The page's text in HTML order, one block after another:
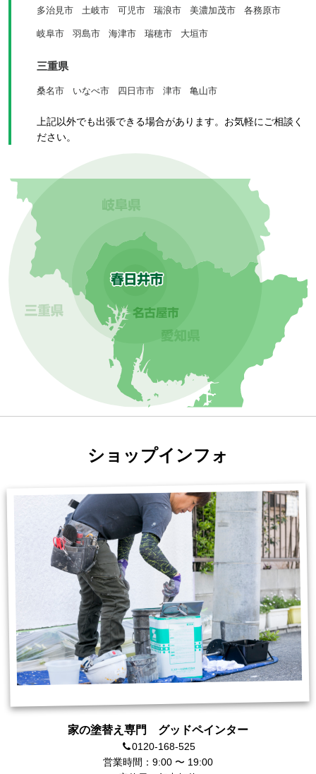
多治見市 土岐市 可児市 瑞浪市 美濃加茂市 各務原市
岐阜市 羽島市 海津市 瑞穂市 大垣市
三重県
桑名市 いなべ市 四日市市 津市 亀山市
上記以外でも出張できる場合があります。お気軽にご相談く
ださい。
ショップインフォ
家の塗替え専門 グッドペインター
0120-168-525
営業時間：9:00 〜 19:00